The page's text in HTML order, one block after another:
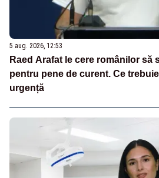
5 aug. 2026, 12:53
Raed Arafat le cere românilor să
pentru pene de curent. Ce
urgență